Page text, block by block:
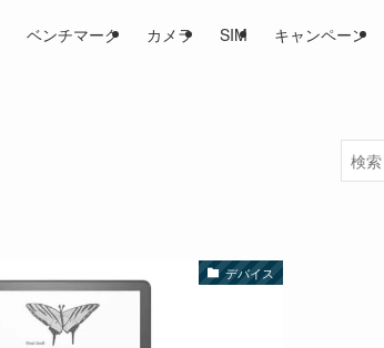
ベンチマーク カメラ SIM キャンペーン
デバイス